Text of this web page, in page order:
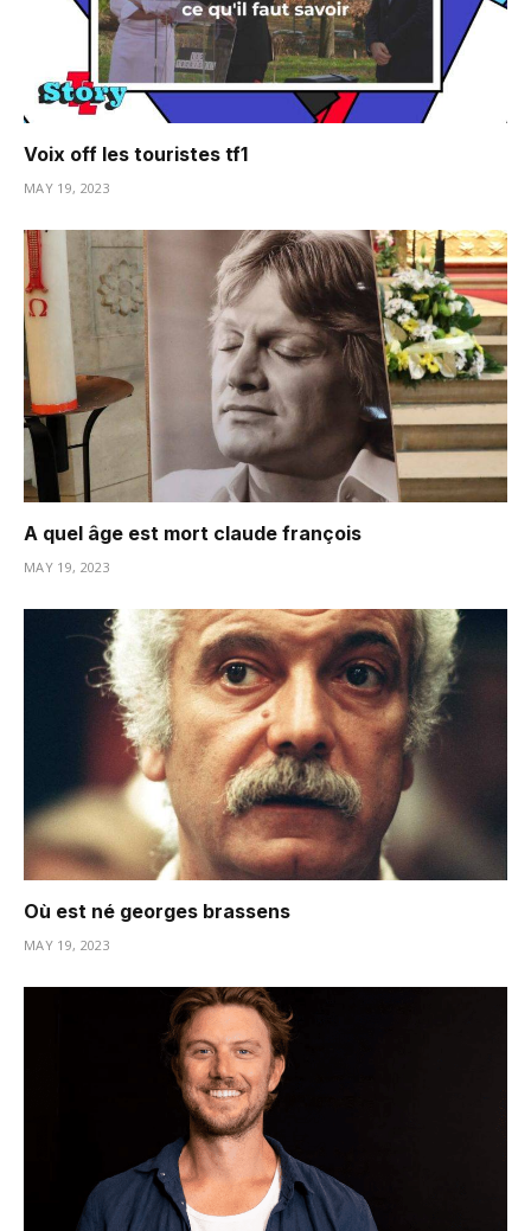
Voix off les touristes tf1
MAY 19, 2023
A quel âge est mort claude françois
MAY 19, 2023
Où est né georges brassens
MAY 19, 2023